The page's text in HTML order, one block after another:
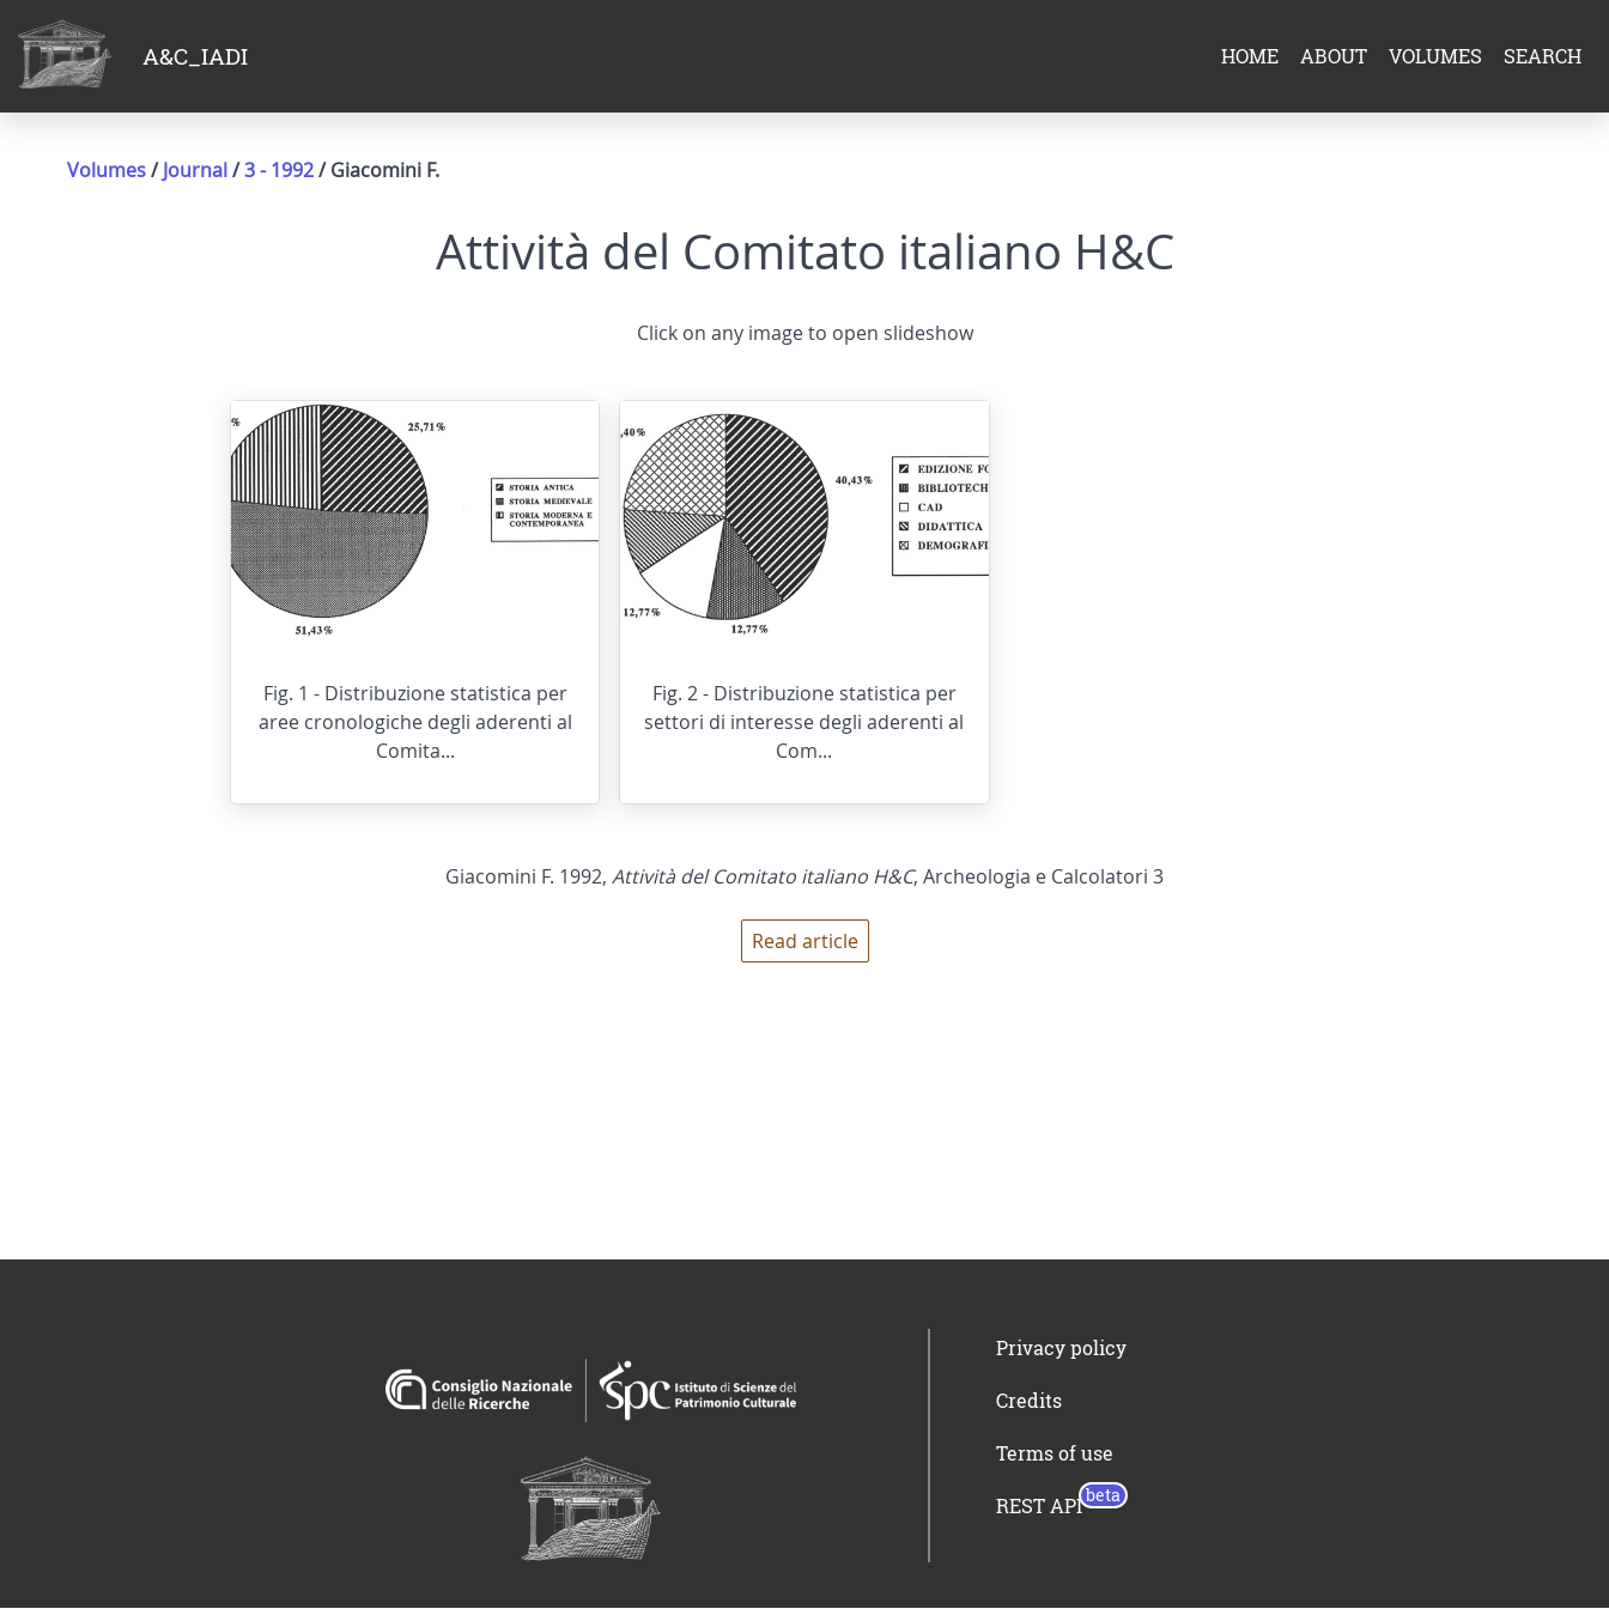
A&C_IADI HOME ABOUT VOLUMES SEARCH
Volumes/Journal/3 - 1992/ Giacomini F.
Attività del Comitato italiano H&C
Click on any image to open slideshow
Fig. 1 - Distribuzione statistica per
aree cronologiche degli aderenti al
Comita...
Fig. 2 - Distribuzione statistica per
settori di interesse degli aderenti al
Com...
Giacomini F. 1992, Attività del Comitato italiano H&C, Archeologia e Calcolatori 3
Read article
Privacy policy
Credits
Terms of use
REST API